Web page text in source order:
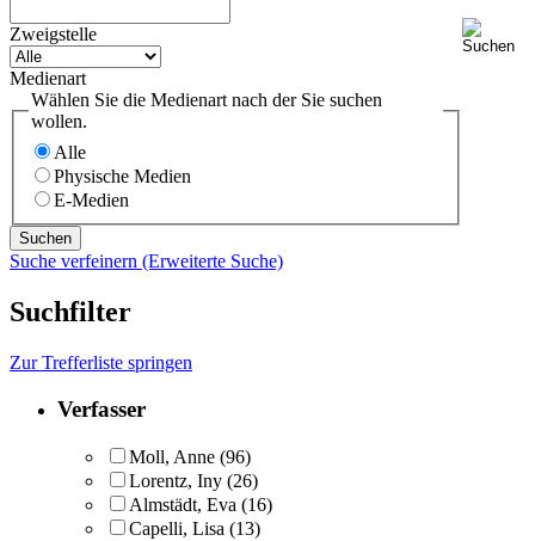
Zweigstelle
Medienart
Wählen Sie die Medienart nach der Sie suchen
wollen.
Alle
Physische Medien
E-Medien
Suche verfeinern (Erweiterte Suche)
Suchfilter
Zur Trefferliste springen
Verfasser
Moll, Anne (96)
Lorentz, Iny (26)
Almstädt, Eva (16)
Capelli, Lisa (13)